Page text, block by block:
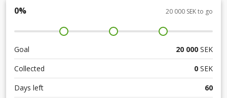
0% 20 000 SEK to go
Goal 20 000 SEK
Collected
0 SEK
Days left
60